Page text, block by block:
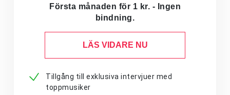
Första månaden för 1 kr. - Ingen
bindning.
LÄS VIDARE NU
Tillgång till exklusiva intervjuer med
toppmusiker